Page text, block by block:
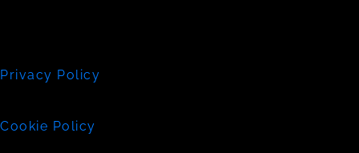
Privacy Policy
Cookie Policy